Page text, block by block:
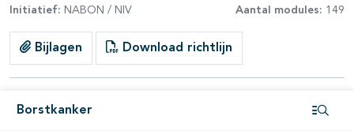
Initiatief: NABON / NIV Aantal modules: 149
Bijlagen Download richtlijn
Borstkanker
open- en dichtklappen
open- en dichtklappen
open- en dichtklappen